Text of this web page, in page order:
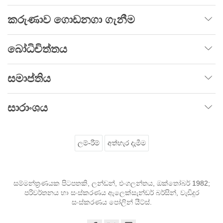
කරුණාව ගොඩනගා ගැනීම
බෝධිචිත්තය
සමාප්තිය
සාරාංශය
ලම්-රිම් අත්හැර දැමීම
සම්මන්ත්‍රණයක පිටපතකි, ලන්ඩන්, එංගලන්තය, ඔක්තෝබර් 1982;
පරිවර්තනය හා සංස්කරණය ඇලෙක්සැන්ඩර් බර්සින්, වැඩිදුර
සංස්කරණය පෝලින් යීට්ස්.